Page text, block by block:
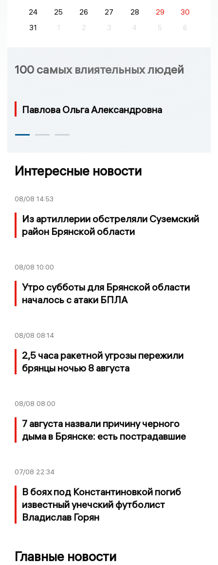
24
25 26 27 28 29
30
31
1 2 3 4 5 6
100 самых влиятельных людей
Павлова Ольга Александровна
Интересные новости
08/08 14:53
Из артиллерии обстреляли Суземский
район Брянской области
08/08 10:00
Утро субботы для Брянской области
началось с атаки БПЛА
08/08 08:14
2,5 часа ракетной угрозы пережили
брянцы ночью 8 августа
08/08 08:00
7 августа назвали причину черного
дыма в Брянске: есть пострадавшие
07/08 22:34
В боях под Константиновкой погиб
известный унечский футболист
Владислав Горян
Главные новости